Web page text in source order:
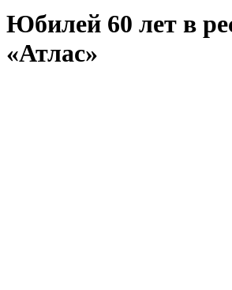
Юбилей 60 лет в
«Атлас»